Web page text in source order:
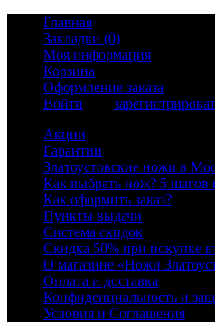
Главная
Закладки (0)
Моя информация
Корзина
Оформление заказа
Войти
Акции
Гарантии
Златоустовские ножи в
Как выбрать нож? 5 шагов
Как оформить заказ?
Пункты выдачи
Система скидок
Скидка 50% при покупке
О магазине «Ножи
Оплата и доставка
Конфиденциальность и
Условия и Соглашения